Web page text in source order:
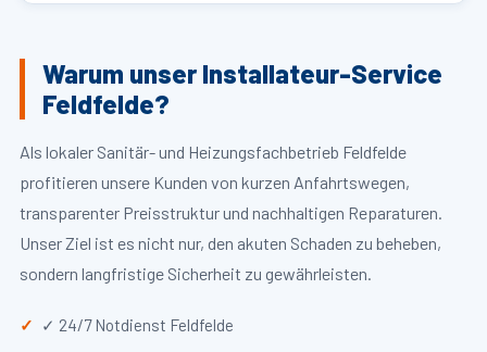
Warum unser Installateur-Service
Feldfelde?
Als lokaler Sanitär- und Heizungsfachbetrieb Feldfelde
profitieren unsere Kunden von kurzen Anfahrtswegen,
transparenter Preisstruktur und nachhaltigen Reparaturen.
Unser Ziel ist es nicht nur, den akuten Schaden zu beheben,
sondern langfristige Sicherheit zu gewährleisten.
✓ 24/7 Notdienst Feldfelde